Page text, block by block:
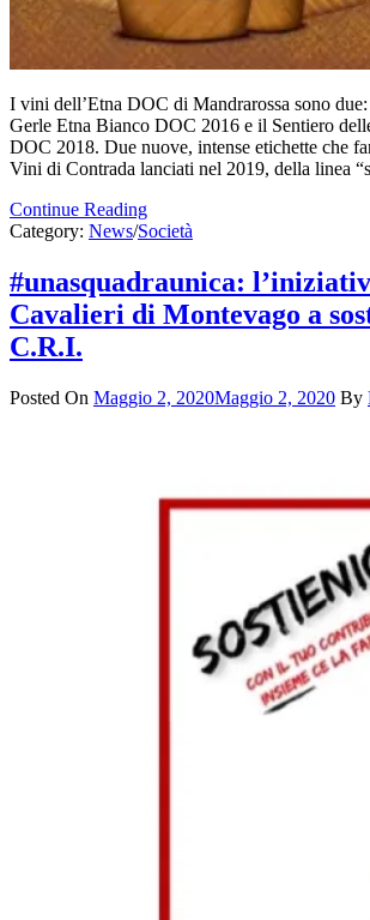
I vini dell’Etna DOC di Mandrarossa sono
Gerle Etna Bianco DOC 2016 e il Sentiero
DOC 2018. Due nuove, intense etichette che
Vini di Contrada lanciati nel 2019, della linea
Continue Reading
Category: News/Società
#unasquadraunica:
Cavalieri di Montevago a
C.R.I.
Posted On Maggio 2, 2020Maggio 2, 2020 By